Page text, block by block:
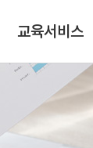
교육서비스